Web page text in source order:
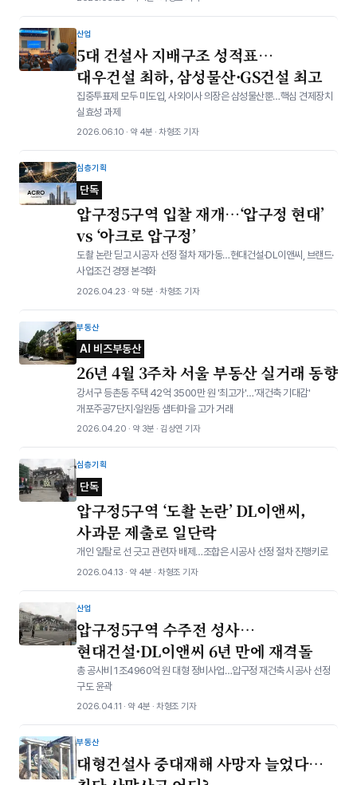
산업
5대 건설사 지배구조 성적표…
대우건설 최하, 삼성물산·GS건설 최고
집중투표제 모두 미도입, 사외이사 의장은 삼성물산뿐…핵심 견제장치
실효성 과제
2026.06.10 · 약 4분 · 차형조 기자
심층기획
단독
압구정5구역 입찰 재개…‘압구정 현대’
vs ‘아크로 압구정’
도촬 논란 딛고 시공자 선정 절차 재가동…현대건설·DL이앤씨, 브랜드·
사업조건 경쟁 본격화
2026.04.23 · 약 5분 · 차형조 기자
부동산
AI 비즈부동산
26년 4월 3주차 서울 부동산 실거래 동향
강서구 등촌동 주택 42억 3500만 원 '최고가'…'재건축 기대감'
개포주공7단지·일원동 샘터마을 고가 거래
2026.04.20 · 약 3분 · 김상연 기자
심층기획
단독
압구정5구역 ‘도촬 논란’ DL이앤씨,
사과문 제출로 일단락
개인 일탈로 선 긋고 관련자 배제…조합은 시공사 선정 절차 진행키로
2026.04.13 · 약 4분 · 차형조 기자
산업
압구정5구역 수주전 성사…
현대건설·DL이앤씨 6년 만에 재격돌
총 공사비 1조4960억 원 대형 정비사업…압구정 재건축 시공사 선정
구도 윤곽
2026.04.11 · 약 4분 · 차형조 기자
부동산
대형건설사 중대재해 사망자 늘었다…